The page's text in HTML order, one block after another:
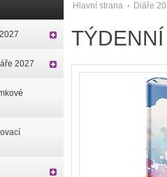
Hlavní strana Diáře
2027